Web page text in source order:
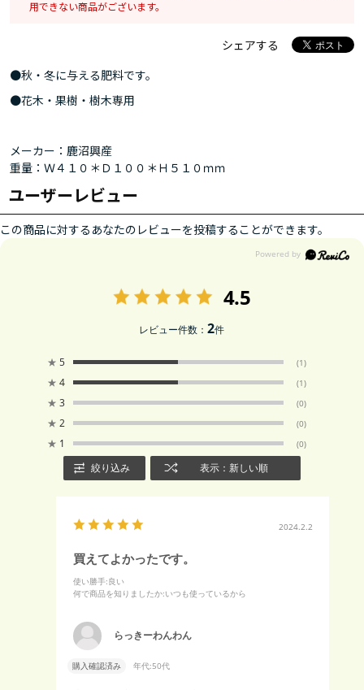
用できない商品がございます。
シェアする
●秋・冬に与える肥料です。
●花木・果樹・樹木専用
メーカー：鹿沼興産
重量：Ｗ４１０＊Ｄ１００＊Ｈ５１０ｍｍ
ユーザーレビュー
この商品に対するあなたのレビューを投稿することができます。
4.5
レビュー件数：2件
★ 5 (1)
★ 4 (1)
★ 3 (0)
★ 2 (0)
★ 1 (0)
絞り込み 表示：新しい順
2024.2.2
買えてよかったです。
使い勝手:良い
何で商品を知りましたか:いつも使っているから
らっきーわんわん
購入確認済み 年代:50代